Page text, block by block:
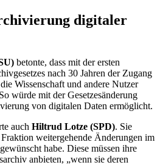
digitaler
betonte, dass mit der ersten
nach 30 Jahren der Zugang
Wissenschaft und andere Nutzer
würde mit der Gesetzesänderung
von digitalen Daten ermöglicht.
auch Hiltrud Lotze (SPD). Sie
weitergehende Änderungen im
habe. Diese müssen ihre
anbieten, „wenn sie deren